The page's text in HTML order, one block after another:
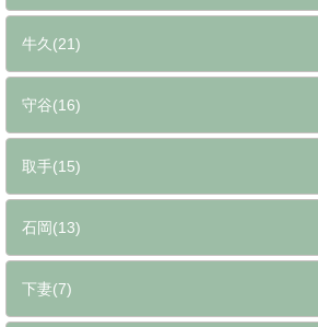
牛久(21)
守谷(16)
取手(15)
石岡(13)
下妻(7)